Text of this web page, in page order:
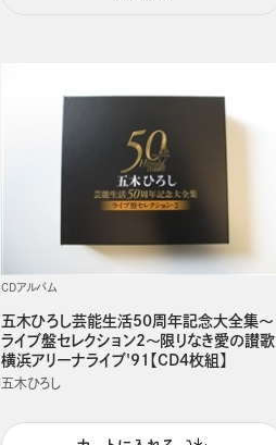
CDアルバム
五木ひろし芸能生活50周年記念大全集～
ライブ盤セレクション2～限りなき愛の讃歌
横浜アリーナライブ'91【CD4枚組】
五木ひろし